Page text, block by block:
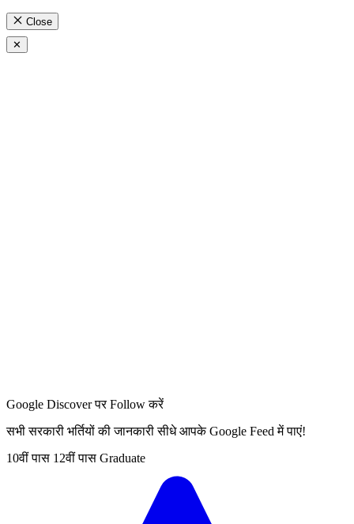
Close
✕
Google Discover पर Follow करें
सभी सरकारी भर्तियों की जानकारी सीधे आपके Google Feed में पाएं!
10वीं पास 12वीं पास Graduate